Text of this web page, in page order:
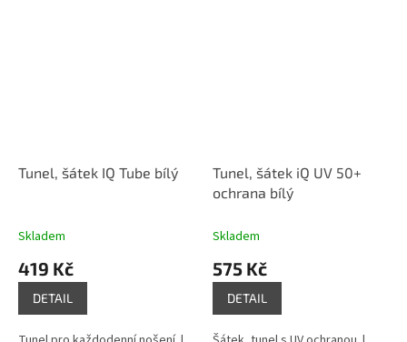
Tunel, šátek IQ Tube bílý
Skladem
419 Kč
DETAIL
Tunel, šátek iQ UV 50+
ochrana bílý
Skladem
575 Kč
DETAIL